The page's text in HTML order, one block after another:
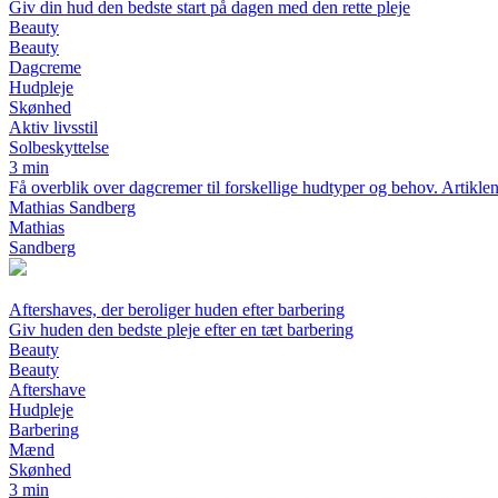
Giv din hud den bedste start på dagen med den rette pleje
Beauty
Beauty
Dagcreme
Hudpleje
Skønhed
Aktiv livsstil
Solbeskyttelse
3 min
Få overblik over dagcremer til forskellige hudtyper og behov.
Mathias Sandberg
Mathias
Sandberg
Aftershaves, der beroliger huden efter barbering
Giv huden den bedste pleje efter en tæt barbering
Beauty
Beauty
Aftershave
Hudpleje
Barbering
Mænd
Skønhed
3 min